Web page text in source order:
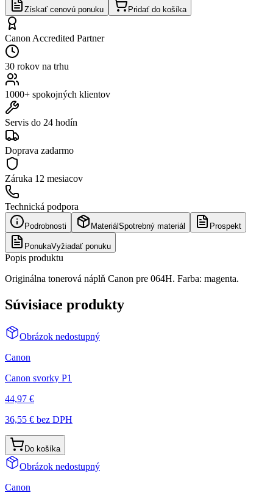
Získať cenovú ponuku Pridať do košíka
Canon Accredited Partner
30 rokov na trhu
1000+ spokojných klientov
Servis do 24 hodín
Doprava zadarmo
Záruka 12 mesiacov
Technická podpora
Podrobnosti Materiál Spotrebný materiál Prospekt
PonukaVyžiadať ponuku
Popis produktu
Originálna tonerová náplň Canon pre 064H. Farba: magenta.
Súvisiace produkty
Obrázok nedostupný
Canon
Canon svorky P1
44,97 €
36,55 € bez DPH
Do košíka
Obrázok nedostupný
Canon